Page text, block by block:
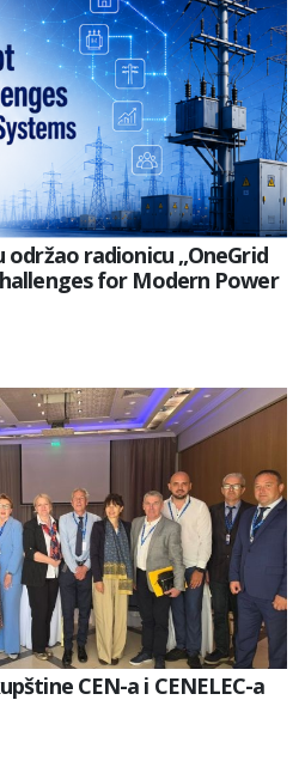
održao radionicu „OneGrid
for Modern Power
CEN-a i CENELEC-a